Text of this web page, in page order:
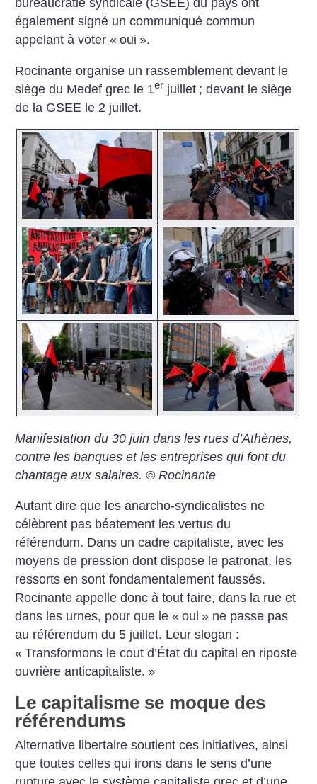
bureaucratie syndicale (GSEE) du pays ont
également signé un communiqué commun
appelant à voter « oui ».
Rocinante organise un rassemblement devant le
siège du Medef grec le 1er juillet ; devant le siège
de la GSEE le 2 juillet.
Manifestation du 30 juin dans les rues d’Athènes,
contre les banques et les entreprises qui font du
chantage aux salaires. © Rocinante
Autant dire que les anarcho-syndicalistes ne
célèbrent pas béatement les vertus du
référendum. Dans un cadre capitaliste, avec les
moyens de pression dont dispose le patronat, les
ressorts en sont fondamentalement faussés.
Rocinante appelle donc à tout faire, dans la rue et
dans les urnes, pour que le « oui » ne passe pas
au référendum du 5 juillet. Leur slogan :
« Transformons le cout d’État du capital en riposte
ouvrière anticapitaliste. »
Le capitalisme se moque des
référendums
Alternative libertaire soutient ces initiatives, ainsi
que toutes celles qui irons dans le sens d’une